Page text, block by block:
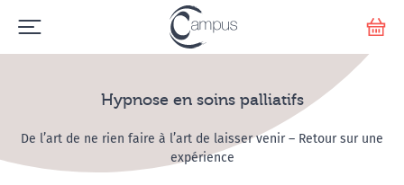
Hypnose en soins palliatifs
De l’art de ne rien faire à l’art de laisser venir – Retour sur une
expérience